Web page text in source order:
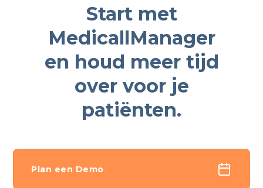
Start met
MedicallManager
en houd meer tijd
over voor je
patiënten.
Plan een Demo